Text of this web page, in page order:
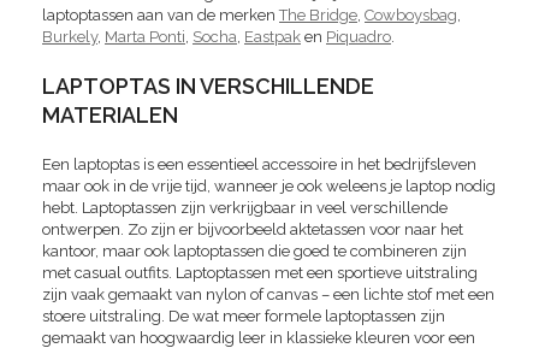
laptoptassen aan van de merkenThe Bridge Cowboysbag
Burkely, Marta Ponti Socha Eastpak en Piquadro
LAPTOPTAS IN VERSCHILLENDE
MATERIALEN
Een laptoptas is een essentieel accessoire in het bedrijfsleven
maar ook in de vrije tijd, wanneer je ook weleens je laptop nodig
hebt. Laptoptassen zijn verkrijgbaar in veel verschillende
ontwerpen. Zo zijn er bijvoorbeeld aktetassen voor naar het
kantoor, maar ook laptoptassen die goed te combineren zijn
met casual outfits. Laptoptassen met een sportieve uitstraling
zijn vaak gemaakt van nylon of canvas – een lichte stof met een
stoere uitstraling. De wat meer formele laptoptassen zijn
gemaakt van hoogwaardig leer in klassieke kleuren voor een